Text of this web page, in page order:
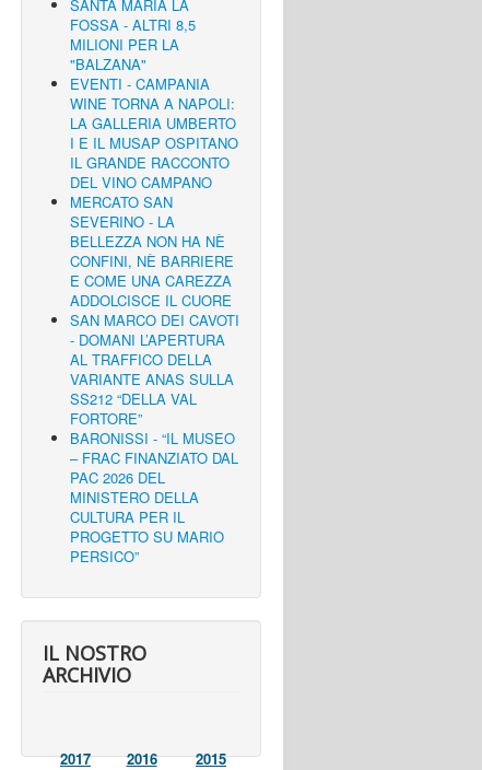
SANTA MARIA LA
FOSSA - ALTRI 8,5
MILIONI PER LA
"BALZANA"
EVENTI - CAMPANIA
WINE TORNA A NAPOLI:
LA GALLERIA UMBERTO
I E IL MUSAP OSPITANO
IL GRANDE RACCONTO
DEL VINO CAMPANO
MERCATO SAN
SEVERINO - LA
BELLEZZA NON HA NÈ
CONFINI, NÈ BARRIERE
E COME UNA CAREZZA
ADDOLCISCE IL CUORE
SAN MARCO DEI CAVOTI
- DOMANI L’APERTURA
AL TRAFFICO DELLA
VARIANTE ANAS SULLA
SS212 “DELLA VAL
FORTORE”
BARONISSI - “IL MUSEO
– FRAC FINANZIATO DAL
PAC 2026 DEL
MINISTERO DELLA
CULTURA PER IL
PROGETTO SU MARIO
PERSICO”
IL NOSTRO
ARCHIVIO
2017 2016 2015